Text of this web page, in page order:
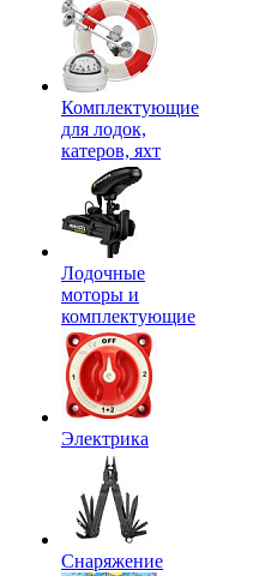
Комплектующие
для лодок,
катеров, яхт
Лодочные
моторы и
комплектующие
Электрика
Снаряжение